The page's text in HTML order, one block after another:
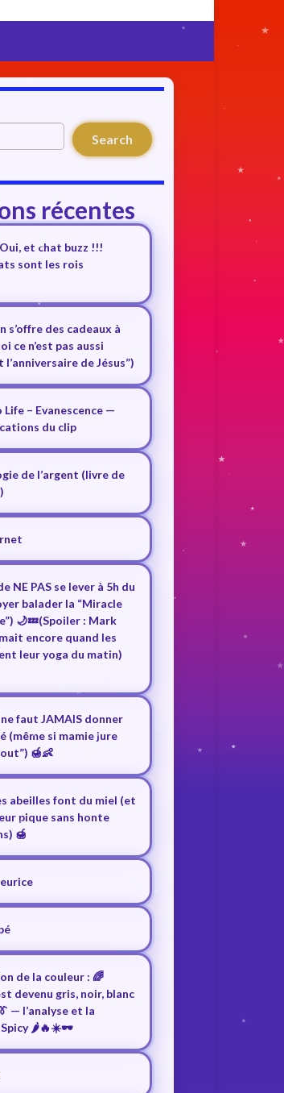
Search
récentes
et chat buzz !!!
sont les rois
s’offre des cadeaux à
ce n’est pas aussi
l’anniversaire de Jésus”)
– Evanescence —
du clip
de l’argent (livre de
NE PAS se lever à 5h du
balader la “Miracle
🌙💤(Spoiler : Mark
encore quand les
leur yoga du matin)
faut JAMAIS donner
(même si mamie jure
🍯👶
abeilles font du miel (et
pique sans honte
🍯
de la couleur : 🌈
devenu gris, noir, blanc
— l’analyse et la
🌶️🔥☀️🕶️